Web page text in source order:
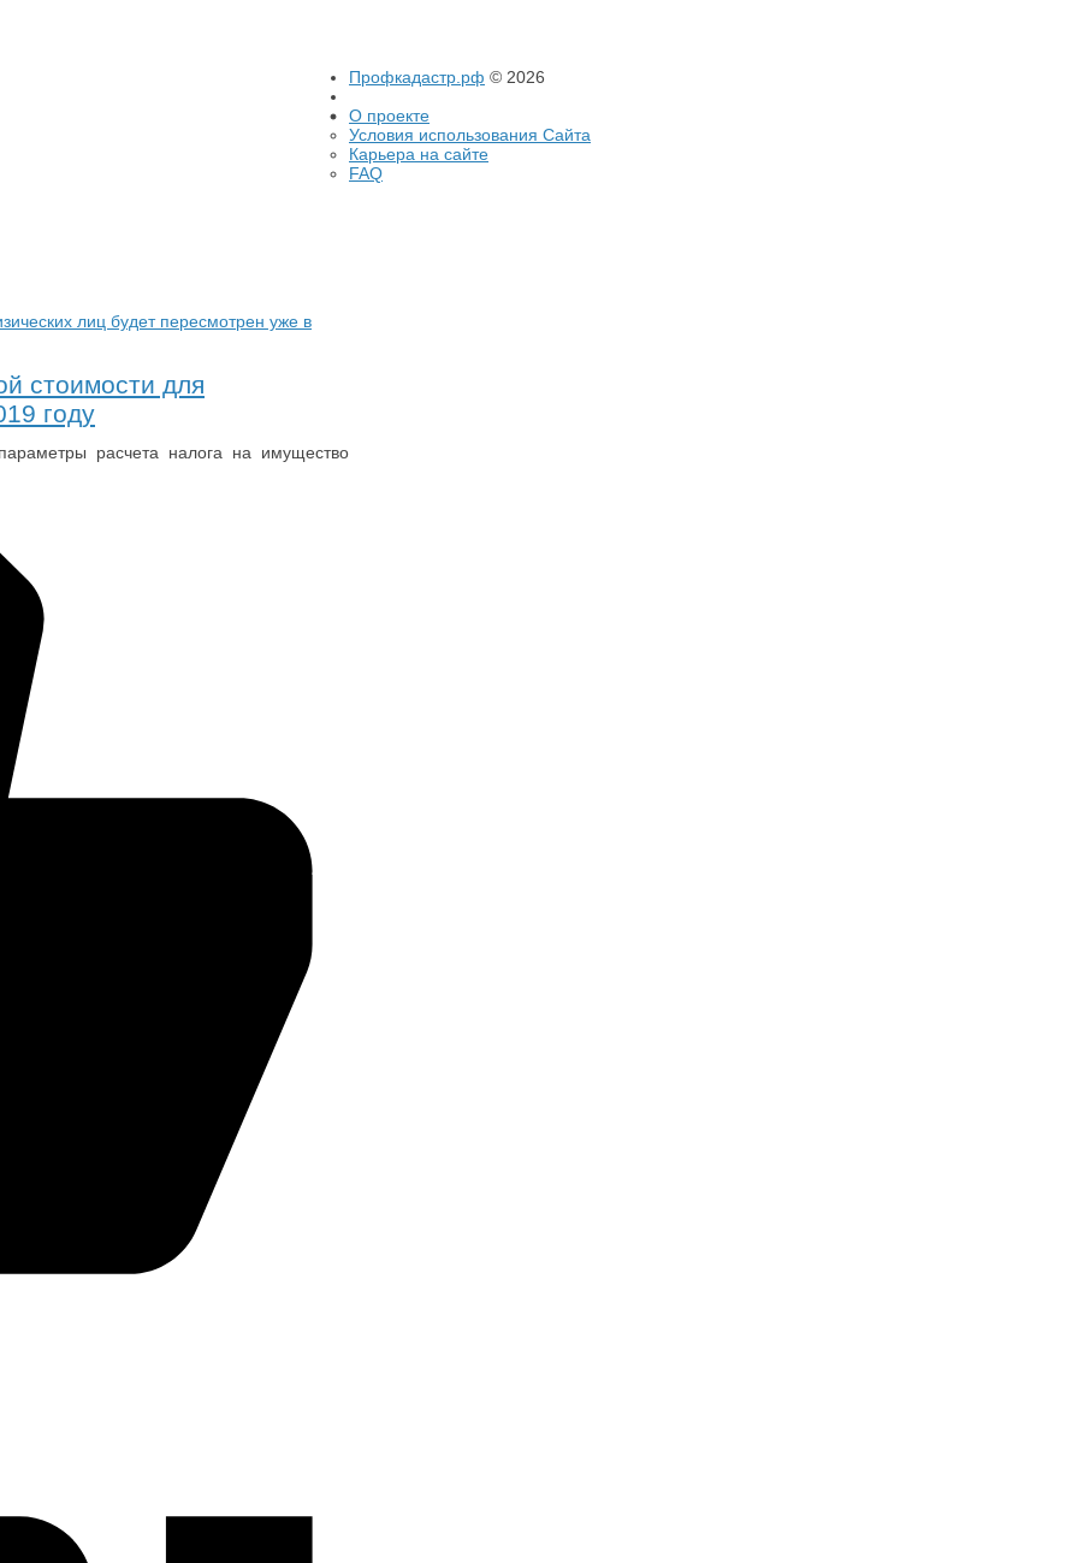
стоимости для
году
расчета налога на имущество
Профкадастр.рф © 2026
О проекте
Условия использования Сайта
Карьера на сайте
FAQ